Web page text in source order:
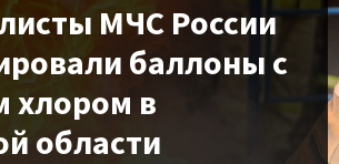
МЧС России
баллоны с
хлором в
области